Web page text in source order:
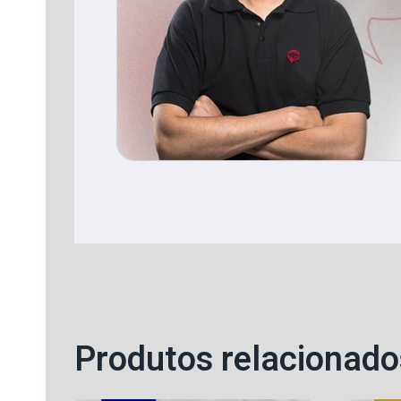
Produtos